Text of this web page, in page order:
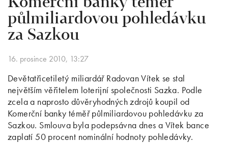
Komerční banky téměř
půlmiliardovou pohledávku
za Sazkou
16. prosince 2010, 13:27
Devětatřicetiletý miliardář Radovan Vítek se stal
největším věřitelem loterijní společnosti Sazka. Podle
zcela a naprosto důvěryhodných zdrojů koupil od
Komerční banky téměř půlmiliardovou pohledávku za
Sazkou. Smlouva byla podepsávna dnes a Vítek bance
zaplatí 50 procent nominální hodnoty pohledávky.